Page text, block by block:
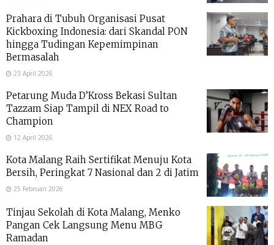
Prahara di Tubuh Organisasi Pusat
Kickboxing Indonesia: dari Skandal PON
hingga Tudingan Kepemimpinan
Bermasalah
23 April 2026
Petarung Muda D’Kross Bekasi Sultan
Tazzam Siap Tampil di NEX Road to
Champion
12 April 2026
Kota Malang Raih Sertifikat Menuju Kota
Bersih, Peringkat 7 Nasional dan 2 di Jatim
25 Februari 2026
Tinjau Sekolah di Kota Malang, Menko
Pangan Cek Langsung Menu MBG
Ramadan